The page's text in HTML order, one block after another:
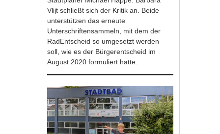
Vlijt schließt sich der Kritik an. Beide
unterstützen das erneute
Unterschriftensammeln, mit dem der
RadEntscheid so umgesetzt werden
soll, wie es der Bürgerentscheid im
August 2020 formuliert hatte.